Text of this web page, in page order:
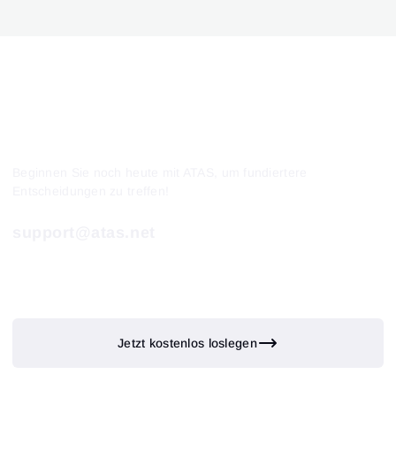
Jetzt kostenlos loslegen